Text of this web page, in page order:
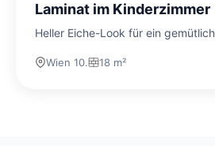
Laminat im Kinderzimmer
Heller Eiche-Look für ein
Wien 10. 18 m²